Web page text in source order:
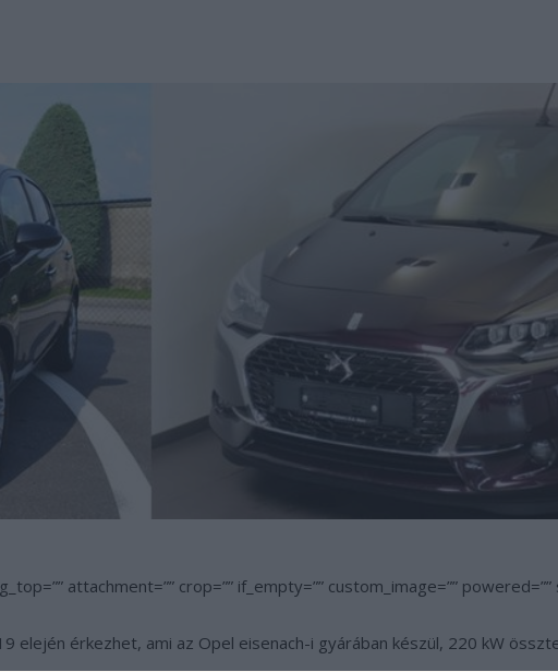
attachment=”” crop=”” if_empty=”” custom_image=”” powered=””
elején érkezhet, ami az Opel eisenach-i gyárában készül, 220 kW